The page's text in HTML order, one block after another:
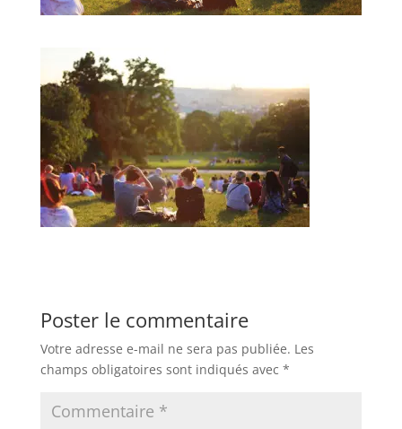
Poster le commentaire
Votre adresse e-mail ne sera pas publiée. Les
champs obligatoires sont indiqués avec *